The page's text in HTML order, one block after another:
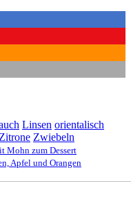
Linsen orientalisch
Zitrone Zwiebeln
Mohn zum Dessert
Apfel und Orangen